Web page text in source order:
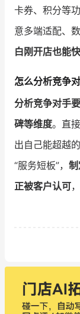
卡券、积分等
意多端适配、
白刚开店也能
怎么分析竞争
分析竞争对手
碑等维度。直
出自己能超越
“服务短板”，
正被客户认可